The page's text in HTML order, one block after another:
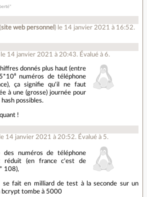
site web personnel ) le 14 janvier 2021 à 16:52.
le 14 janvier 2021 à 20:43. Évalué à 6.
donnés plus haut (entre
numéros de téléphone
ça signifie qu'il ne faut
à une (grosse) journée pour
possibles.
!
le 14 janvier 2021 à 20:52. Évalué à 5.
des numéros de téléphone
réduit (en france c'est de
108),
se fait en milliard de test à la seconde sur un
bcrypt tombe à 5000